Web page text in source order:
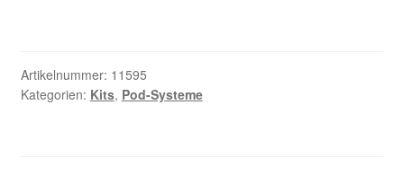
Nikotintabelle
Artikelnummer: 11595
Kategorien: Kits, Pod-Systeme